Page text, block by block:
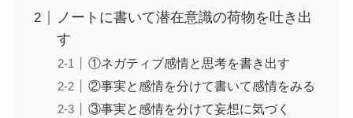
ノートに書いて潜在意識の荷物を吐き出
す
①ネガティブ感情と思考を書き出す
②事実と感情を分けて書いて感情をみる
③事実と感情を分けて妄想に気づく